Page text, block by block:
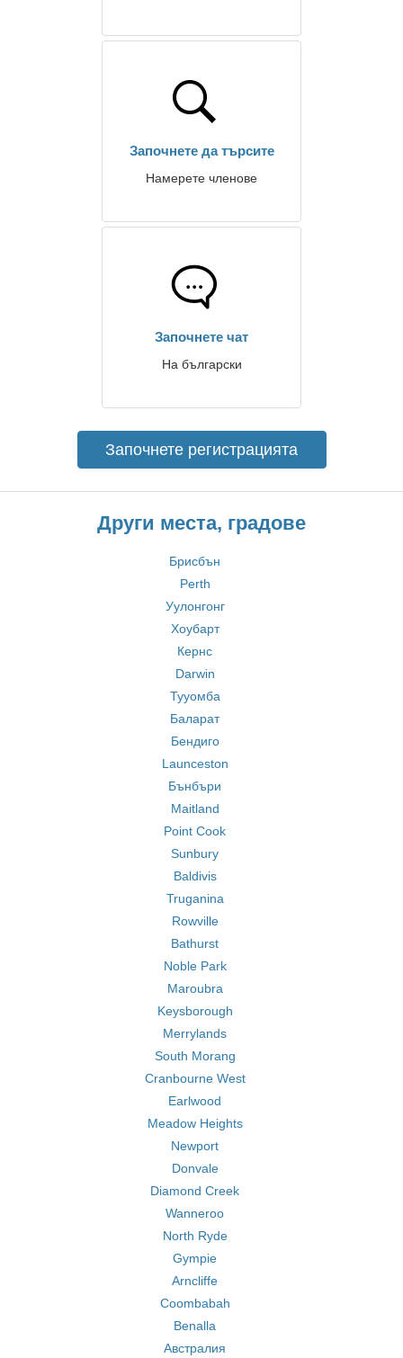
Започнете да търсите
Намерете членове
Започнете чат
На български
Започнете регистрацията
Други места, градове
Брисбън
Perth
Уулонгонг
Хоубарт
Кернс
Darwin
Тууомба
Баларат
Бендиго
Launceston
Бънбъри
Maitland
Point Cook
Sunbury
Baldivis
Truganina
Rowville
Bathurst
Noble Park
Maroubra
Keysborough
Merrylands
South Morang
Cranbourne West
Earlwood
Meadow Heights
Newport
Donvale
Diamond Creek
Wanneroo
North Ryde
Gympie
Arncliffe
Coombabah
Benalla
Австралия